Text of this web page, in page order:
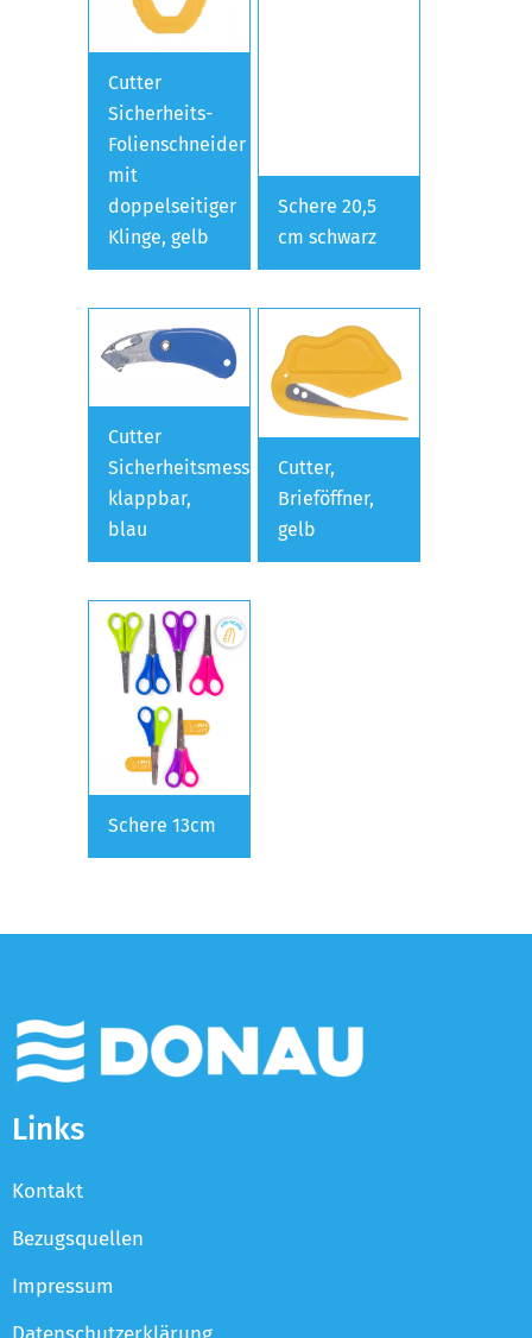
Cutter
Sicherheits-
Folienschneider
mit
doppelseitiger
Klinge, gelb
Schere 20,5
cm schwarz
Cutter
Sicherheitsmesser
klappbar,
blau
Cutter,
Brieföffner,
gelb
Schere 13cm
Links
Kontakt
Bezugsquellen
Impressum